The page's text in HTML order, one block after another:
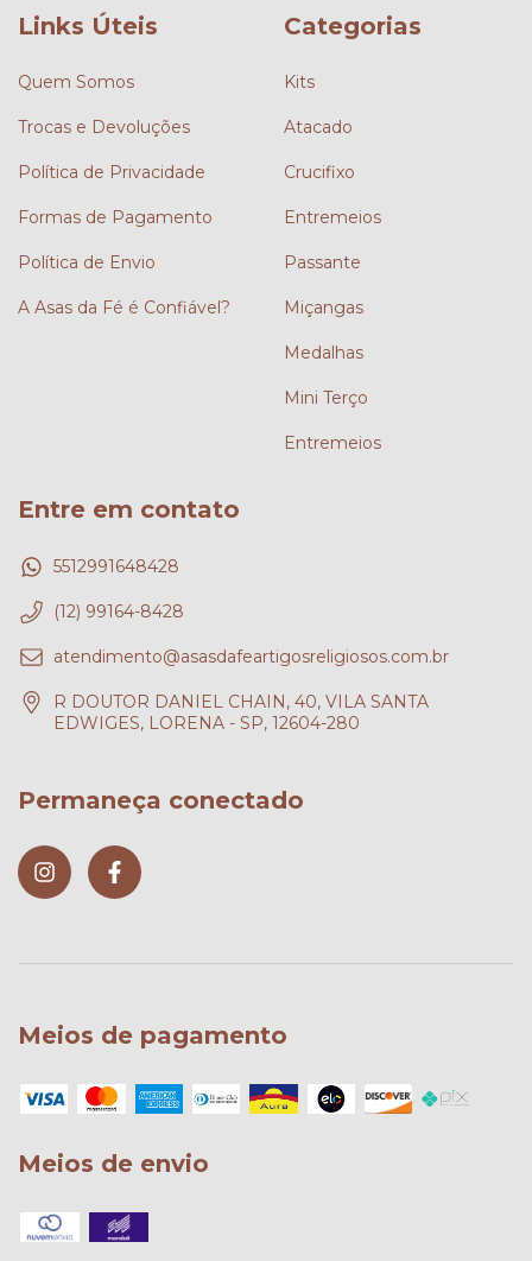
Links Úteis
Quem Somos
Trocas e Devoluções
Política de Privacidade
Formas de Pagamento
Política de Envio
A Asas da Fé é Confiável?
Categorias
Kits
Atacado
Crucifixo
Entremeios
Passante
Miçangas
Medalhas
Mini Terço
Entremeios
Entre em contato
5512991648428
(12) 99164-8428
atendimento@asasdafeartigosreligiosos.com.br
R DOUTOR DANIEL CHAIN, 40, VILA SANTA
EDWIGES, LORENA - SP, 12604-280
Permaneça conectado
Meios de pagamento
Meios de envio